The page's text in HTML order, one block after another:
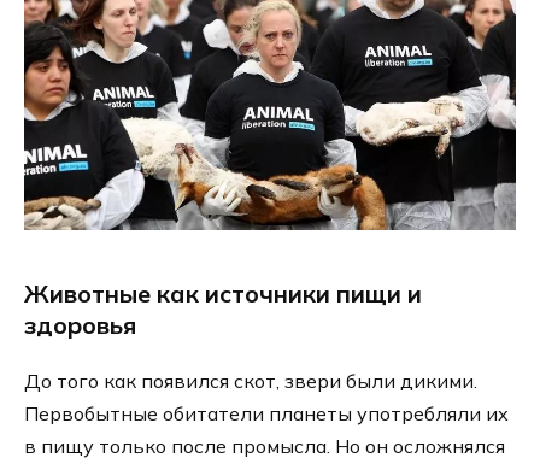
Животные как источники пищи и
здоровья
До того как появился скот, звери были дикими.
Первобытные обитатели планеты употребляли их
в пищу только после промысла. Но он осложнялся